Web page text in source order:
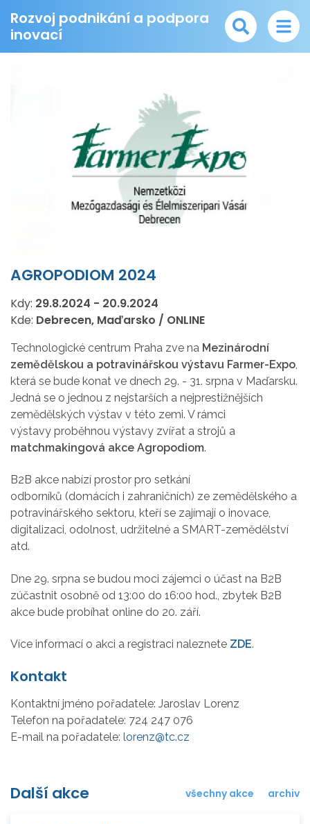
Rozvoj podnikání a podpora
inovací
AGROPODIOM 2024
Kdy: 29.8.2024 - 20.9.2024
Kde: Debrecen, Maďarsko / ONLINE
Technologické centrum Praha zve na Mezinárodní
zemědělskou a potravinářskou výstavu Farmer-Expo,
která se bude konat ve dnech 29. - 31. srpna v Maďarsku.
Jedná se o jednou z nejstarších a nejprestižnějších
zemědělských výstav v této zemi. V rámci
výstavy proběhnou výstavy zvířat a strojů a
matchmakingová akce Agropodiom.
B2B akce nabízí prostor pro setkání
odborníků (domácích i zahraničních) ze zemědělského a
potravinářského sektoru, kteří se zajímají o inovace,
digitalizaci, odolnost, udržitelné a SMART-zemědělství
atd.
Dne 29. srpna se budou moci zájemci o účast na B2B
zúčastnit osobně od 13:00 do 16:00 hod., zbytek B2B
akce bude probíhat online do 20. září.
Více informací o akci a registraci naleznete ZDE.
Kontakt
Kontaktní jméno pořadatele: Jaroslav Lorenz
Telefon na pořadatele: 724 247 076
E-mail na pořadatele: lorenz@tc.cz
Další akce všechny akce archiv